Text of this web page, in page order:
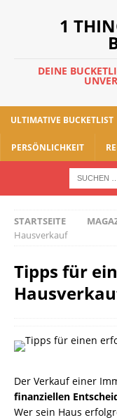
1
DEINE
ULTIMATIVE BUCKETLIST
PERSÖNLICHKEIT
STARTSEITE
Hausverkauf
Tipps für
Der Verkauf einer
finanziellen
Wer sein Haus